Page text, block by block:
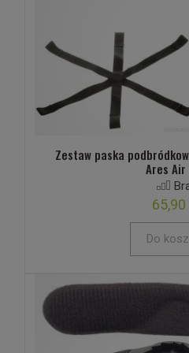
Zestaw paska
Ares Air
65,90
Do